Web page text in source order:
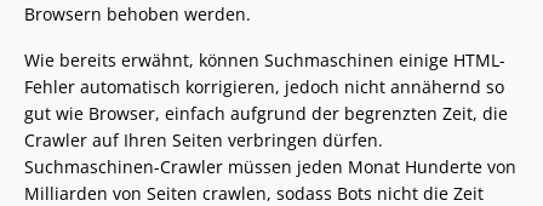
Browsern behoben werden.
Wie bereits erwähnt, können Suchmaschinen einige HTML-
Fehler automatisch korrigieren, jedoch nicht annähernd so
gut wie Browser, einfach aufgrund der begrenzten Zeit, die
Crawler auf Ihren Seiten verbringen dürfen.
Suchmaschinen-Crawler müssen jeden Monat Hunderte von
Milliarden von Seiten crawlen, sodass Bots nicht die Zeit